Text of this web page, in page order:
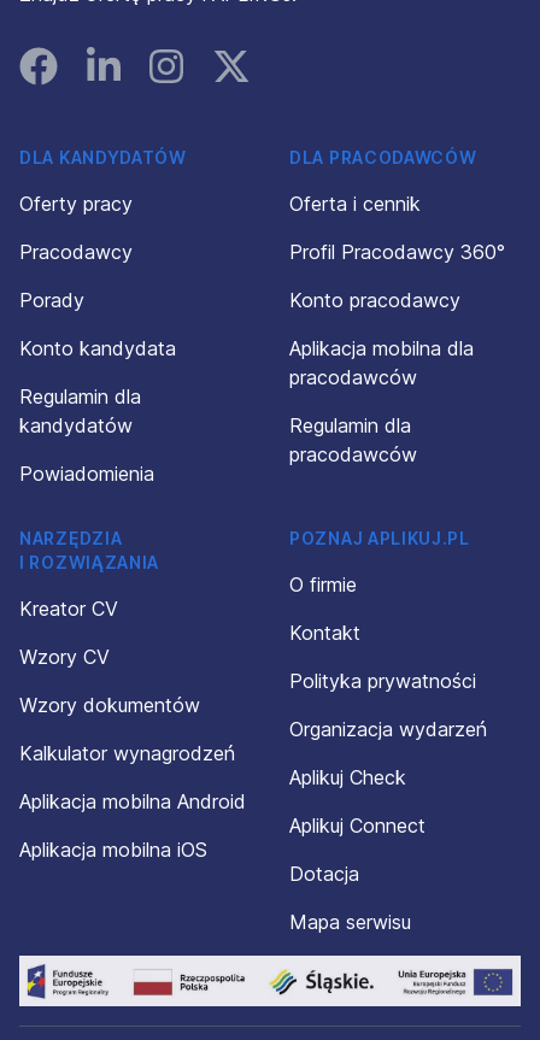
FacebookLinked InInstagramInstagram
DLA KANDYDATÓW
Oferty pracy
Pracodawcy
Porady
Konto kandydata
Regulamin dla
kandydatów
Powiadomienia
DLA PRACODAWCÓW
Oferta i cennik
Profil Pracodawcy 360°
Konto pracodawcy
Aplikacja mobilna dla
pracodawców
Regulamin dla
pracodawców
NARZĘDZIA
I ROZWIĄZANIA
Kreator CV
Wzory CV
Wzory dokumentów
Kalkulator wynagrodzeń
Aplikacja mobilna Android
Aplikacja mobilna iOS
POZNAJ APLIKUJ.PL
O firmie
Kontakt
Polityka prywatności
Organizacja wydarzeń
Aplikuj Check
Aplikuj Connect
Dotacja
Mapa serwisu